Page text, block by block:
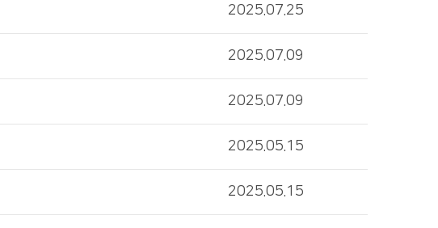
2025.07.25
2025.07.09
2025.07.09
2025.05.15
2025.05.15